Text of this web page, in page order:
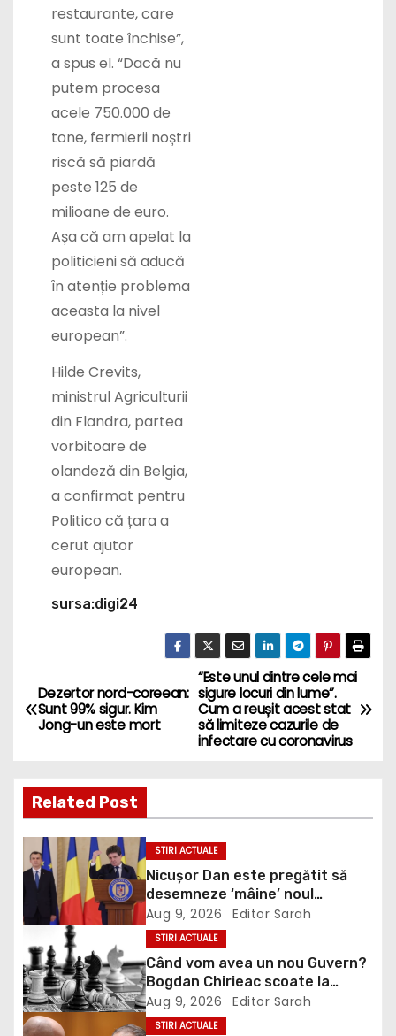
restaurante, care
sunt toate închise”,
a spus el. “Dacă nu
putem procesa
acele 750.000 de
tone, fermierii noștri
riscă să piardă
peste 125 de
milioane de euro.
Așa că am apelat la
politicieni să aducă
în atenție problema
aceasta la nivel
european”.
Hilde Crevits,
ministrul Agriculturii
din Flandra, partea
vorbitoare de
olandeză din Belgia,
a confirmat pentru
Politico că țara a
cerut ajutor
european.
sursa:digi24
P
o
t
n
a
v
i
g
a
“Este unul dintre cele mai
sigure locuri din lume”.
Cum a reușit acest stat
să limiteze cazurile de
infectare cu coronavirus
Dezertor nord-coreean:
Sunt 99% sigur. Kim
Jong-un este mort
Related Post
STIRI ACTUALE
Nicușor Dan este pregătit să
desemneze ‘mâine’ noul
premier, anunță Eugen Tomac:
Niciuna dintre cele două
propuneri nu are majoritate
Aug 9, 2026 Editor Sarah
STIRI ACTUALE
Când vom avea un nou Guvern?
Bogdan Chirieac scoate la
lumină jocuri politice de culise:
Noi dăm banii, noi le plătim
Aug 9, 2026 Editor Sarah
STIRI ACTUALE